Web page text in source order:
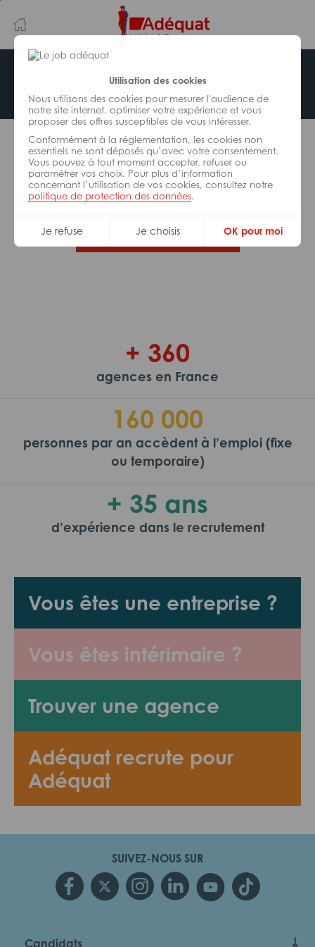
Utilisation des cookies
Nous utilisons des cookies pour mesurer l'audience de
notre site internet, optimiser votre expérience et vous
proposer des offres susceptibles de vous intéresser.
Conformément à la réglementation, les cookies non
essentiels ne sont déposés qu’avec votre consentement.
Vous pouvez à tout moment accepter, refuser ou
paramétrer vos choix. Pour plus d’information
concernant l’utilisation de vos cookies, consultez notre
politique de protection des données.
Je refuse Je choisis OK pour moi
au
contenu
principal
navigation
Offre indisponible
L’offre d’emploi que vous tentez de consulter n’est
plus disponible.
De nombreuses autres missions peuvent vous
correspondre, consultez toutes nos offres.
Trouvez votre job Adéquat !
Vous êtes une entreprise ?
Vous êtes intérimaire ?
Trouver une agence
Adéquat recrute pour
Adéquat
+ 360
agences en France
160 000
personnes par an accèdent à l’emploi (fixe
ou temporaire)
+ 35 ans
d’expérience dans le recrutement
SUIVEZ-NOUS SUR
Candidats